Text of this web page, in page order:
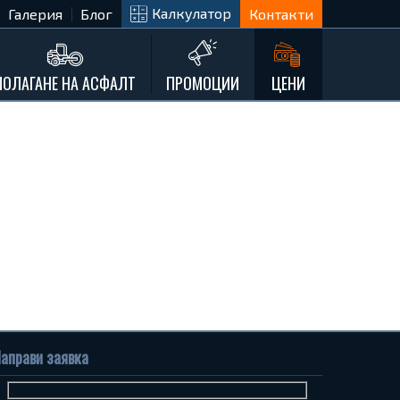
Галерия Блог Калкулатор Контакти
НА АСФАЛТ ПРОМОЦИИ ЦЕНИ
заявка
Име
Телефон
Запитване...